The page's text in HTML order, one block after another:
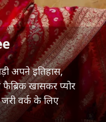
अपने इतिहास,
खासकर प्योर
वर्क के लिए
Banarasi Saree